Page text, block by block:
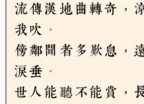
流傳漢地曲轉奇，
我吹。
傍鄰聞者多歎息，
淚垂。
世人能聽不能賞，